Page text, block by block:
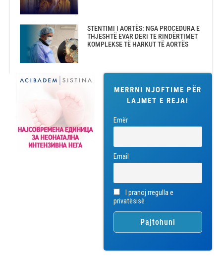
STENTIMI I AORTËS: NGA PROCEDURA E
THJESHTË EVAR DERI TE RINDËRTIMET
KOMPLEKSE TË HARKUT TË AORTËS
MERRNI NJOFTIME PËR
LAJMET E REJA!
Emër
Email
I pranoj rregulla e
privatësisë